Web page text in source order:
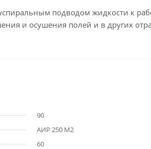
подводом жидкости к
и осушения полей и в других
90
АИР 250 М2
60